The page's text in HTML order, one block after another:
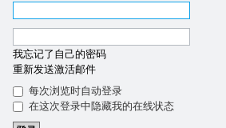
我忘记了自己的密码
重新发送激活邮件
每次浏览时自动登录
在这次登录中隐藏我的在线状态